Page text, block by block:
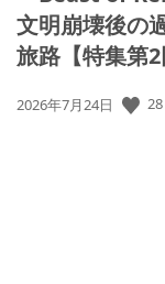
文明崩壊後の
旅路【特集第2
公
2026年7月24日 28